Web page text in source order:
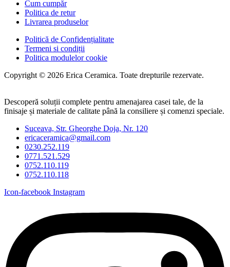
Cum cumpăr
Politica de retur
Livrarea produselor
Politică de Confidențialitate
Termeni si condiții
Politica modulelor cookie
Copyright © 2026 Erica Ceramica. Toate drepturile rezervate.
Descoperă soluții complete pentru amenajarea casei tale, de la
finisaje și materiale de calitate până la consiliere și comenzi speciale.
Suceava, Str. Gheorghe Doja, Nr. 120
ericaceramica@gmail.com
0230.252.119
0771.521.529
0752.110.119
0752.110.118
Icon-facebook Instagram